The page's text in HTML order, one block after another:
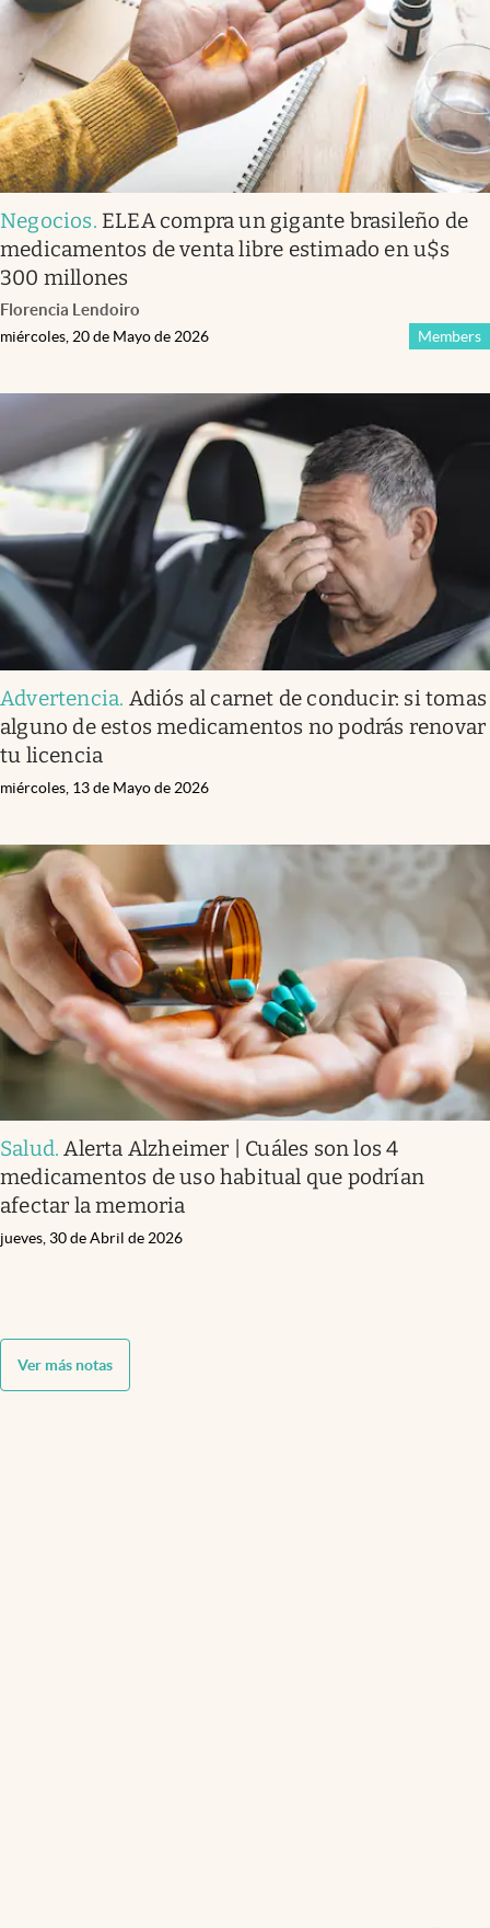
Negocios. ELEA compra un gigante brasileño de
medicamentos de venta libre estimado en u$s
300 millones
Florencia Lendoiro
Members
miércoles, 20 de Mayo de 2026
Advertencia. Adiós al carnet de conducir: si tomas
alguno de estos medicamentos no podrás renovar
tu licencia
miércoles, 13 de Mayo de 2026
Salud.Alerta Alzheimer | Cuáles son los 4
medicamentos de uso habitual que podrían
afectar la memoria
jueves, 30 de Abril de 2026
Ver más notas